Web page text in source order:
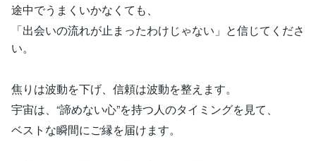
途中でうまくいかなくても、
「出会いの流れが止まったわけじゃない」と信じてくださ
い。
焦りは波動を下げ、信頼は波動を整えます。
宇宙は、“諦めない心”を持つ人のタイミングを見て、
ベストな瞬間にご縁を届けます。